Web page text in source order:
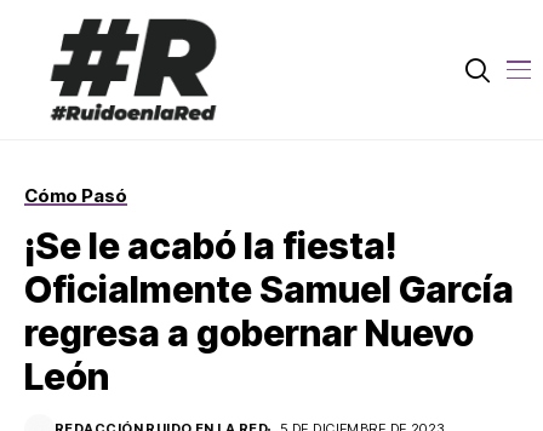
Cómo Pasó
¡Se le acabó la fiesta!
Oficialmente Samuel García
regresa a gobernar Nuevo
León